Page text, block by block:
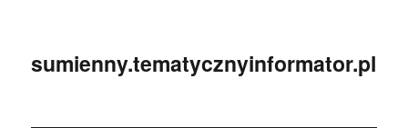
sumienny.tematycznyinformator.pl